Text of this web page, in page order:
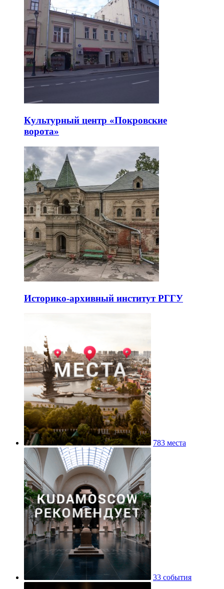
Культурный центр «Покровские
ворота»
Историко-архивный институт РГГУ
783 места
33 события